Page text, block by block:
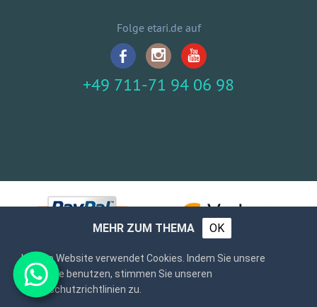
Folge etari.de auf
+49 711-71 94 06 98
MEHR ZUM THEMA OK
Unsere Website verwendet Cookies. Indem Sie unsere
Webseite benutzen, stimmen Sie unseren
Datenschutzrichtlinien zu.